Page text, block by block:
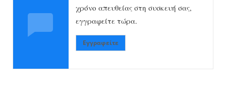
χρόνο απευθείας στη συσκευή σας,
εγγραφείτε τώρα.
Εγγραφείτε